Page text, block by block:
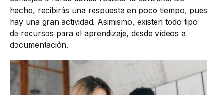
hecho, recibirás una respuesta en poco tiempo, pues
hay una gran actividad. Asimismo, existen todo tipo
de recursos para el aprendizaje, desde vídeos a
documentación.